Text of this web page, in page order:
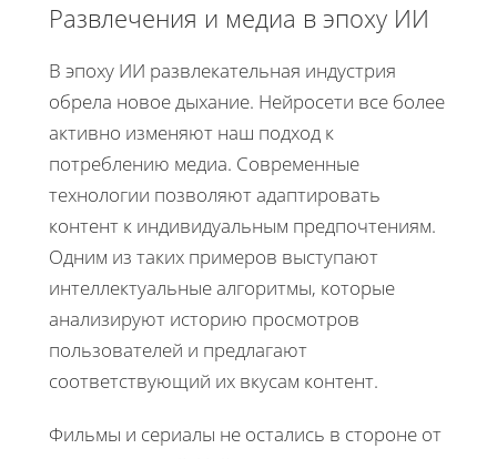
Развлечения и медиа в эпоху ИИ
В эпоху ИИ развлекательная индустрия
обрела новое дыхание. Нейросети все более
активно изменяют наш подход к
потреблению медиа. Современные
технологии позволяют адаптировать
контент к индивидуальным предпочтениям.
Одним из таких примеров выступают
интеллектуальные алгоритмы, которые
анализируют историю просмотров
пользователей и предлагают
соответствующий их вкусам контент.
Фильмы и сериалы не остались в стороне от